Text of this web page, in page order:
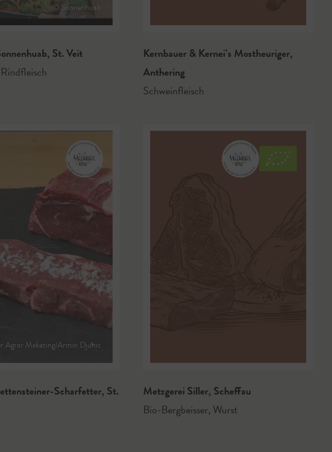
© Sonnenhuab
, St. Veit
Rindfleisch
Kernbauer & Kernei’s Mostheuriger,
Anthering
Schweinfleisch
Agrar Maketing/Armin Djuhic
Scharfetter, St.
Metzgerei Siller, Scheffau
Bio-Bergbeisser, Wurst